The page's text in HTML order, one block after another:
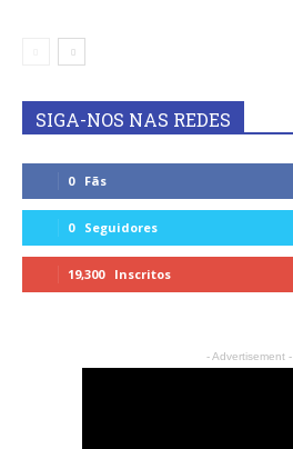
SIGA-NOS NAS REDES
0 Fãs
0 Seguidores
19,300 Inscritos
- Advertisement -